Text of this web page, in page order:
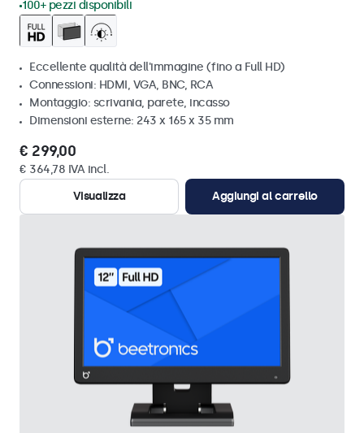
100+ pezzi disponibili
Eccellente qualità dell'immagine (fino a Full HD)
Connessioni: HDMI, VGA, BNC, RCA
Montaggio: scrivania, parete, incasso
Dimensioni esterne: 243 x 165 x 35 mm
€ 299,00
€ 364,78 IVA incl.
Visualizza
Aggiungi al carrello